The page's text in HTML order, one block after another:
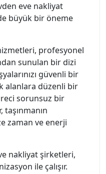
eve nakliyat
büyük bir öneme
profesyonel
sunulan bir dizi
güvenli bir
alanlara düzenli bir
sorunsuz bir
zaman ve enerji
nakliyat şirketleri,
ile çalışır.